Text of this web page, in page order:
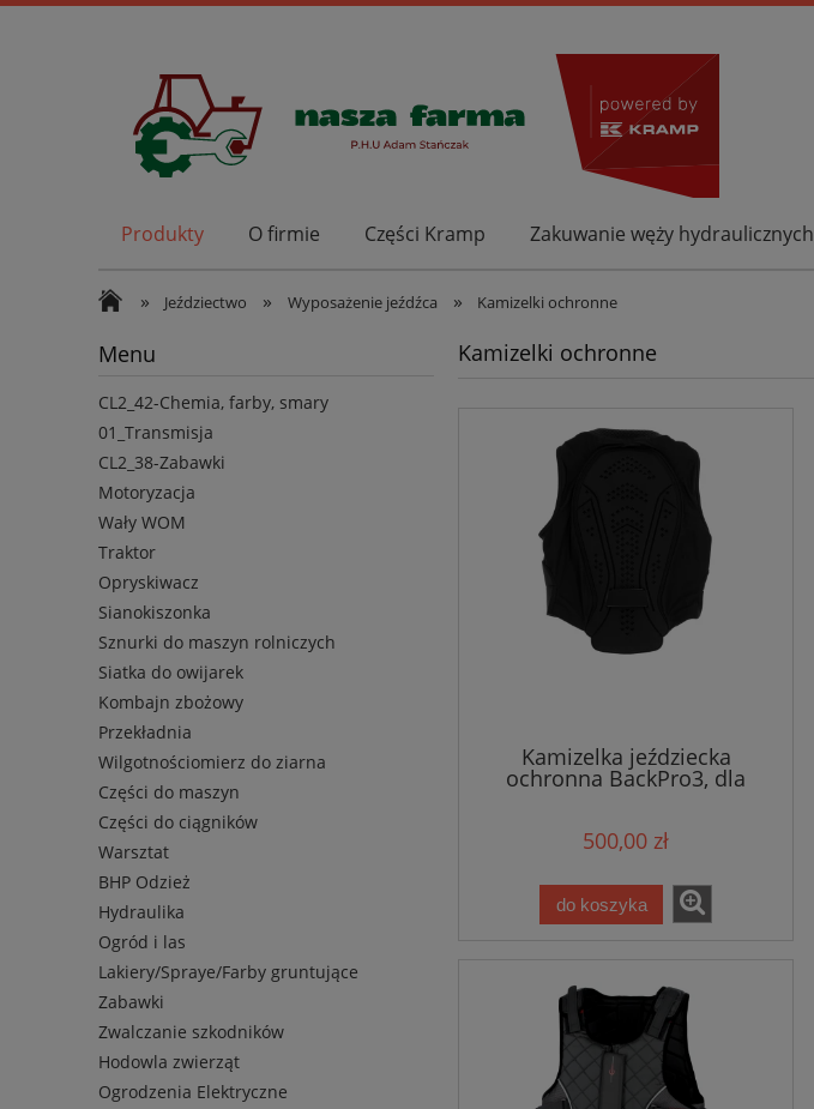
Produkty O firmie Części Kramp Zakuwanie węży hydraulicznych
» Jeździectwo » Wyposażenie jeźdźca » Kamizelki ochronne
Menu
CL2_42-Chemia, farby, smary
01_Transmisja
CL2_38-Zabawki
Motoryzacja
Wały WOM
Traktor
Opryskiwacz
Sianokiszonka
Sznurki do maszyn rolniczych
Siatka do owijarek
Kombajn zbożowy
Przekładnia
Wilgotnościomierz do ziarna
Części do maszyn
Części do ciągników
Warsztat
BHP Odzież
Hydraulika
Ogród i las
Lakiery/Spraye/Farby gruntujące
Zabawki
Zwalczanie szkodników
Hodowla zwierząt
Ogrodzenia Elektryczne
Kamizelki ochronne
Kamizelka jeździecka
ochronna BackPro3, dla
500,00 zł
do koszyka